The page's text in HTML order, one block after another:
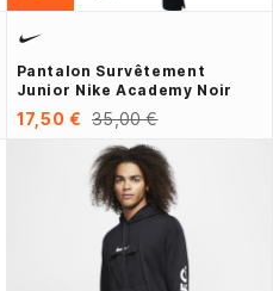
Pantalon Survêtement
Junior Nike Academy Noir
17,50 € 35,00 €